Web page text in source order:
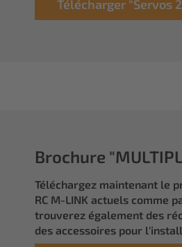
Télécharger "Servos
Brochure
Téléchargez maintenant le
RC M-LINK actuels comme
trouverez également des
des accessoires pour